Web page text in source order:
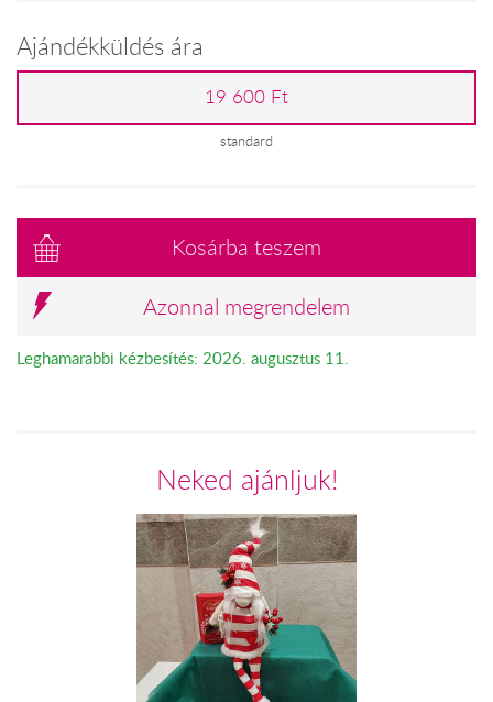
Ajándékküldés ára
19 600 Ft
standard
Kosárba teszem
Azonnal megrendelem
Leghamarabbi kézbesítés: 2026. augusztus 11.
Neked ajánljuk!